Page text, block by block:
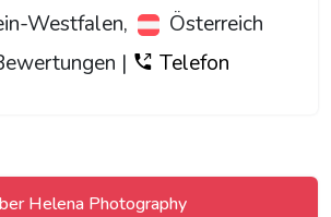
Westfalen,
Österreich
| Telefon
Helena Photography